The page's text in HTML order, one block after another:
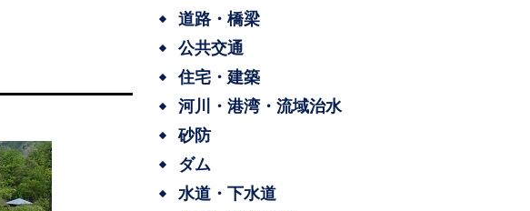
道路・橋梁
公共交通
住宅・建築
河川・港湾・流域治水
砂防
ダム
水道・下水道